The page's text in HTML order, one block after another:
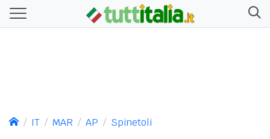
IT MAR AP Spinetoli